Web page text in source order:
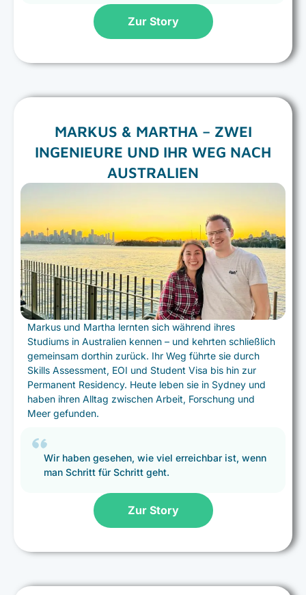
Zur Story
MARKUS & MARTHA – ZWEI
INGENIEURE UND IHR WEG NACH
AUSTRALIEN
Markus und Martha lernten sich während ihres
Studiums in Australien kennen – und kehrten schließlich
gemeinsam dorthin zurück. Ihr Weg führte sie durch
Skills Assessment, EOI und Student Visa bis hin zur
Permanent Residency. Heute leben sie in Sydney und
haben ihren Alltag zwischen Arbeit, Forschung und
Meer gefunden.
Wir haben gesehen, wie viel erreichbar ist, wenn
man Schritt für Schritt geht.
Zur Story